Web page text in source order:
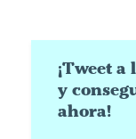
¡Tweet
y
ahora!